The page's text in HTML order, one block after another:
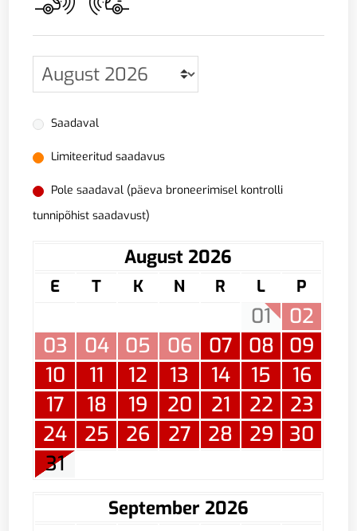
Saadaval
Limiteeritud saadavus
Pole saadaval (päeva broneerimisel kontrolli
tunnipõhist saadavust)
August 2026
E T K N R L P
01
02
03
04 05 06 07 08
09
10
11 12 13 14 15
16
17
18 19 20 21 22
23
24
25 26 27 28 29
30
31
September 2026